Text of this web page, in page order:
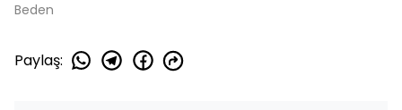
Beden
Paylaş: